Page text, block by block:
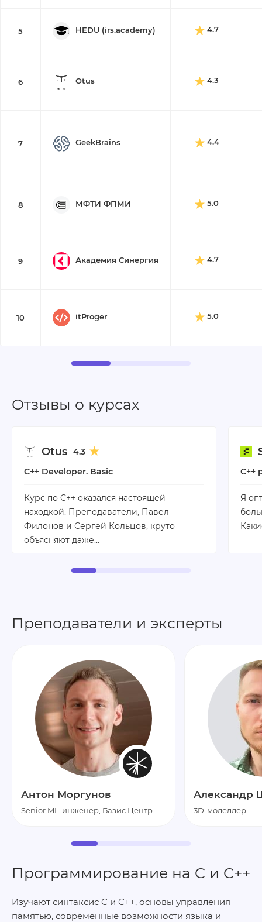
5 HEDU (irs.academy) 4.7
6 Otus 4.3
7 GeekBrains 4.4
8 МФТИ ФПМИ 5.0
9 Академия Синергия 4.7
10 itProger 5.0
Отзывы о курсах
Otus 4.3
C++ Developer. Basic
Курс по C++ оказался настоящей
находкой. Преподаватели, Павел
Филонов и Сергей Кольцов, круто
объясняют даже…
C++
Я
Преподаватели и эксперты
Антон Моргунов
Senior ML-инженер, Базис Центр
Александр
3D-моделлер
Программирование на C и C++
Изучают синтаксис C и C++, основы управления
памятью, современные возможности языка и